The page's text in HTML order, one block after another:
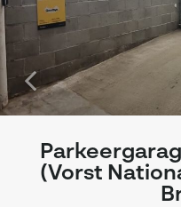
(Vorst